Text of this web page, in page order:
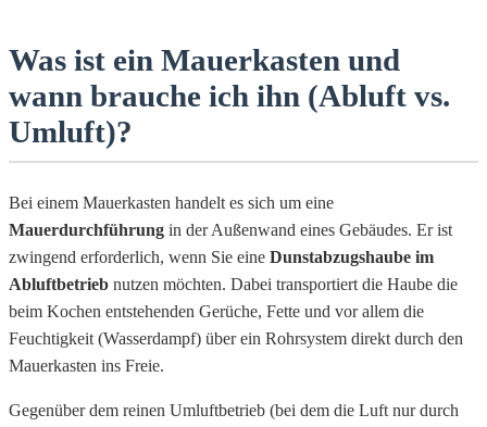
Was ist ein Mauerkasten und
wann brauche ich ihn (Abluft vs.
Umluft)?
Bei einem Mauerkasten handelt es sich um eine
Mauerdurchführung in der Außenwand eines Gebäudes. Er ist
zwingend erforderlich, wenn Sie eine Dunstabzugshaube im
Abluftbetrieb nutzen möchten. Dabei transportiert die Haube die
beim Kochen entstehenden Gerüche, Fette und vor allem die
Feuchtigkeit (Wasserdampf) über ein Rohrsystem direkt durch den
Mauerkasten ins Freie.
Gegenüber dem reinen Umluftbetrieb (bei dem die Luft nur durch